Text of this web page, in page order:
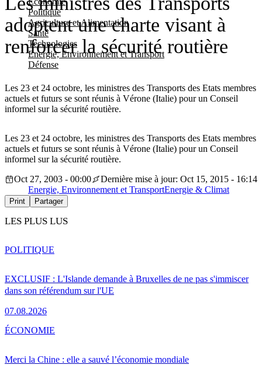
Politique
Agriculture et Alimentation
Santé
Technologies
Energie, Environnement et Transport
Défense
adoptent une charte visant à
renforcer la sécurité routière
Les 23 et 24 octobre, les ministres des Transports des Etats membres
actuels et futurs se sont réunis à Vérone (Italie) pour un Conseil
informel sur la sécurité routière.
Les 23 et 24 octobre, les ministres des Transports des Etats membres
actuels et futurs se sont réunis à Vérone (Italie) pour un Conseil
informel sur la sécurité routière.
Oct 27, 2003 - 00:00
Dernière mise à jour: Oct 15, 2015 - 16:14
Energie, Environnement et TransportEnergie & Climat
Print Partager
LES PLUS LUS
EXCLUSIF : L'Islande demande à Bruxelles de ne pas s'immiscer
dans son référendum sur l'UE
07.08.2026
POLITIQUE
Merci la Chine : elle a sauvé l’économie mondiale
ÉCONOMIE